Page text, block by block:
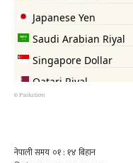
© Psolution